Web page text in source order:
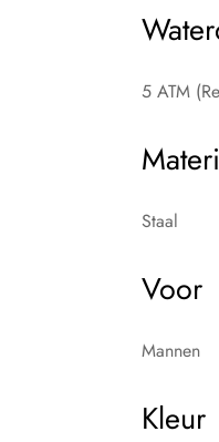
5 ATM
Staal
Voor
Mannen
Kleur